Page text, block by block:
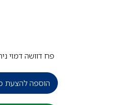
פח דוושה דמוי נירוסטה
הוספה להצעת מחיר